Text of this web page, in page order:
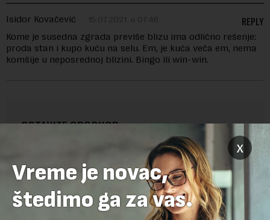
Isidor Kovačević 15.07.2021. u 07:46
Kome je susedna zgrada previše blizu ima odlično rešenje:
proda stan i kupo kuću na selu. Em, je kuća veča em, nema
komšije u neposrednoj blizini. Bingo ili win-win.
REPLY
OSTAVITE ODGOVOR
x
Vreme je novac,
štedimo ga za vas.